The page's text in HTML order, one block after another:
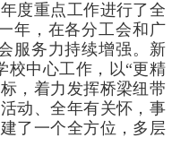
度重点工作进行了全
年，在各分工会和广
服务力持续增强。新
校中心工作，以“更精
，着力发挥桥梁纽带
动、全年有关怀，事
了一个全方位，多层